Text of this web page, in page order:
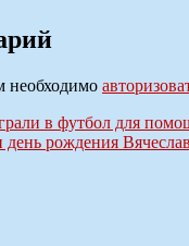
необходимо
в футбол для
рождения